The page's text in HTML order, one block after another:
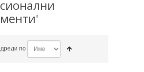
по